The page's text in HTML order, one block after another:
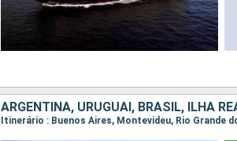
ARGENTINA, URUGUAI, BRASIL, ILHA